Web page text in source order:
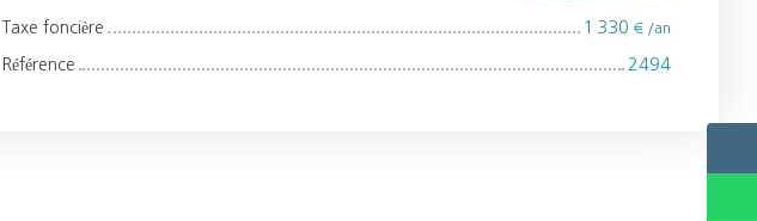
Taxe foncière 1 330 € /an
Référence 2494